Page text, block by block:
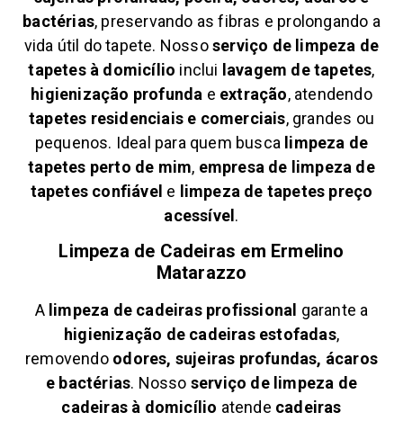
bactérias, preservando as fibras e prolongando a
vida útil do tapete. Nossoserviço de limpeza de
tapetes à domicílio inclui lavagem de tapetes,
higienização profunda e extração, atendendo
tapetes residenciais e comerciais, grandes ou
pequenos. Ideal para quem busca limpeza de
tapetes perto de mim, empresa de limpeza de
tapetes confiável e limpeza de tapetes preço
acessível .
Limpeza de Cadeiras em Ermelino
Matarazzo
A limpeza de cadeiras profissional garante a
higienização de cadeiras estofadas,
removendoodores, sujeiras profundas, ácaros
e bactérias. Nosso serviço de limpeza de
cadeiras à domicílio atende cadeiras